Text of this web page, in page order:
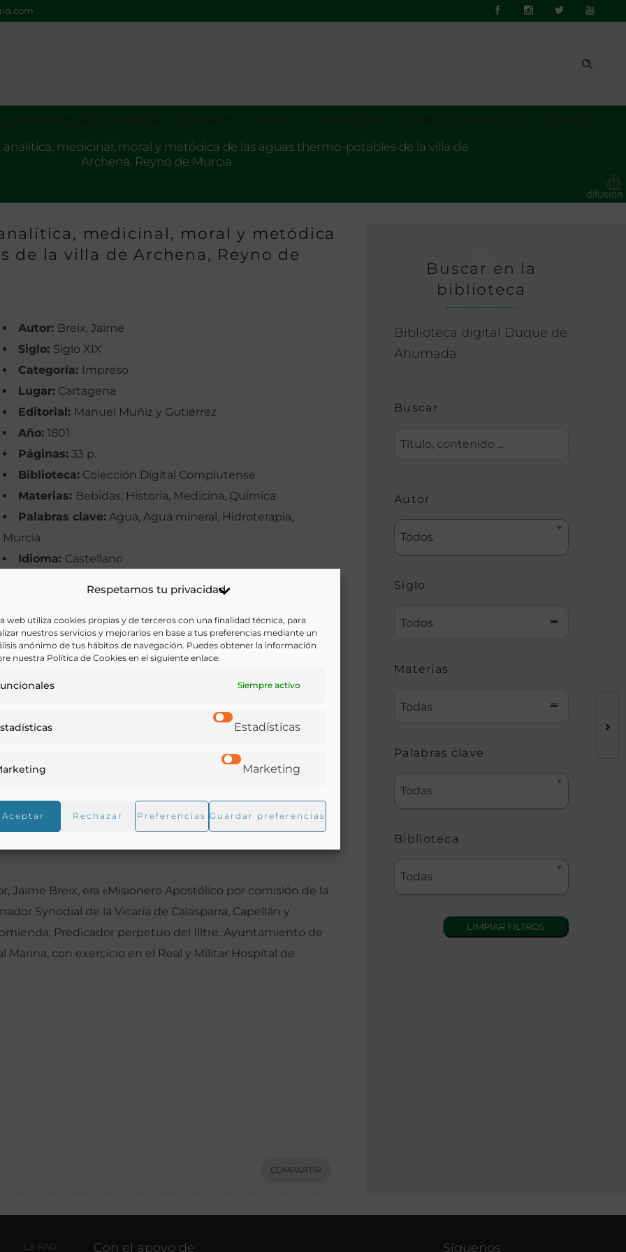
Respetamos tu privacidad
web utiliza cookies propias y de terceros con una finalidad técnica, para
nuestros servicios y mejorarlos en base a tus preferencias mediante un
anónimo de tus hábitos de navegación. Puedes obtener la información
nuestra Política de Cookies en el siguiente enlace:
Siempre activo
Estadísticas
Marketing
Aceptar Rechazar Preferencias Guardar preferencias
medicinal, moral y metódica de las aguas thermo-potables de la villa de
Archena, Reyno de Murcia
medicinal, moral y metódica
de la villa de Archena, Reyno de
Autor: Breix, Jaime
Siglo: Siglo XIX
Categoría: Impreso
Lugar: Cartagena
Editorial: Manuel Muñiz y Gutiérrez
Año: 1801
Páginas: 33 p.
Biblioteca: Colección Digital Complutense
Materias: Bebidas, Historia, Medicina, Química
Palabras clave: Agua, Agua mineral, Hidroterapia,
Murcia
Idioma: Castellano
Ir a versión electrónica
la villa, así como algunos consejos para la correcta
Jaime Breix, era «Misionero Apostólico por comisión de la
Synodial de la Vicaría de Calasparra, Capellán y
Predicador perpetuo del Illtre. Ayuntamiento de
Marina, con exercicio en el Real y Militar Hospital de
COMPARTIR
Buscar en la
biblioteca
Biblioteca digital Duque de
Ahumada
Buscar
Autor
Todos
Siglo
Todos
Materias
Todas
Palabras clave
Todas
Biblioteca
Todas
La RAG Con el apoyo de: Síguenos